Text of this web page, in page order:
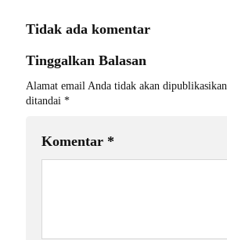
Tidak ada komentar
Tinggalkan Balasan
Alamat email Anda tidak akan dipublikasikan.
ditandai *
Komentar *